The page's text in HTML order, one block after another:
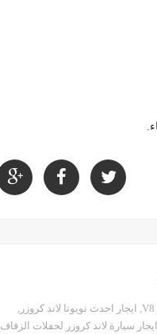
, ايجار احدث تويوتا لاند كروزر ,
ايجار سيارة لاند كروزر لحفلات الزفاف